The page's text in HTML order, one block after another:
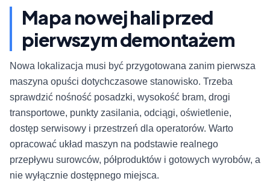
Mapa nowej hali przed
pierwszym demontażem
Nowa lokalizacja musi być przygotowana zanim pierwsza
maszyna opuści dotychczasowe stanowisko. Trzeba
sprawdzić nośność posadzki, wysokość bram, drogi
transportowe, punkty zasilania, odciągi, oświetlenie,
dostęp serwisowy i przestrzeń dla operatorów. Warto
opracować układ maszyn na podstawie realnego
przepływu surowców, półproduktów i gotowych wyrobów, a
nie wyłącznie dostępnego miejsca.